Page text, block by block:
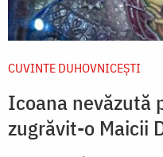
CUVINTE DUHOVNICEȘTI
Icoana nevăzută
zugrăvit-o Maicii